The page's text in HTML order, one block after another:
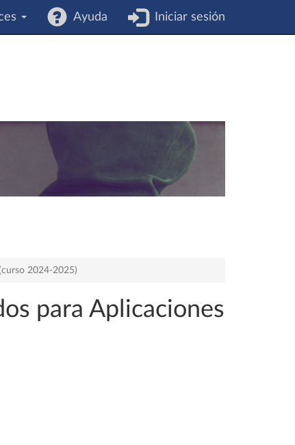
Ayuda Iniciar sesión
2024-2025)
para Aplicaciones